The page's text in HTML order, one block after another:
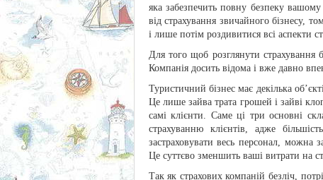
яка забезпечить повну безпеку
від страхування звичайного бізнесу,
і лише потім роздивитися всі аспекти
Для того щоб розглянути страхування
Компанія досить відома і вже давно
Туристичний бізнес має декілька
Це лише зайва трата грошей і зайві
самі клієнти. Саме ці три основні
страхуванню клієнтів, адже
застраховувати весь персонал, можна
Це суттєво зменшить ваші витрати на
Так як страхових компаній безліч,